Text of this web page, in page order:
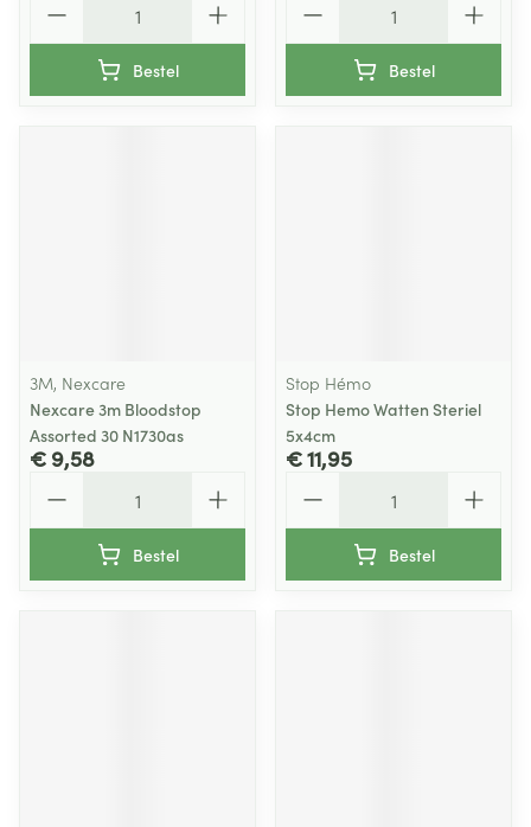
Bestel Bestel
3M, Nexcare
Nexcare 3m Bloodstop
Assorted 30 N1730as
€ 9,58
Bestel
Stop Hémo
Stop Hemo Watten Steriel
5x4cm
€ 11,95
Bestel